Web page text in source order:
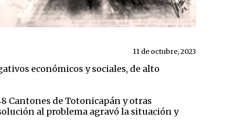
11 de octubre, 2023
económicos y sociales, de alto
Cantones de Totonicapán y otras
al problema agravó la situación y